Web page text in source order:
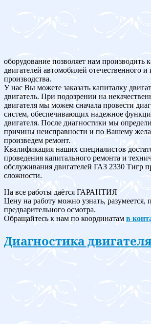
оборудование позволяет нам производить
двигателей автомобилей отечественного
производства.
У нас Вы можете заказать капиталку
двигатель. При подозрении на
двигателя мы можем сначала провести
систем, обеспечивающих надежное
двигателя. После диагностики мы
причины неисправности и по Вашему
произведем ремонт.
Квалификация наших специалистов
проведения капитального ремонта и
обслуживания двигателей ГАЗ 2330 Тигр
сложности.
На все работы даётся ГАРАНТИЯ
Цену на работу можно узнать, разумеется,
предварительного осмотра.
Обращайтесь к нам по координатам в
Диагностика